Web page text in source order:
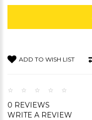
ADD TO WISH LIST
0 REVIEWS
WRITE A REVIEW